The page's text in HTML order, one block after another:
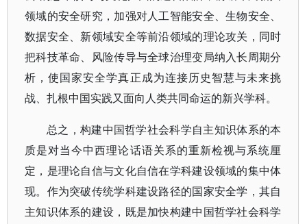
领域的安全研究，加强对人工智能安全、生物安全、
数据安全、新领域安全等前沿领域的理论攻关，同时
把科技革命、风险传导与全球治理变局纳入长周期分
析，使国家安全学真正成为连接历史智慧与未来挑
战、扎根中国实践又面向人类共同命运的新兴学科。
总之，构建中国哲学社会科学自主知识体系的本
质是对当今中西理论话语关系的重新检视与系统厘
定，是理论自信与文化自信在学科建设领域的集中体
现。作为突破传统学科建设路径的国家安全学，其自
主知识体系的建设，既是加快构建中国哲学社会科学